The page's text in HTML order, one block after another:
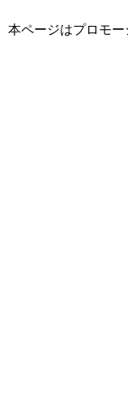
本ページはプロモ